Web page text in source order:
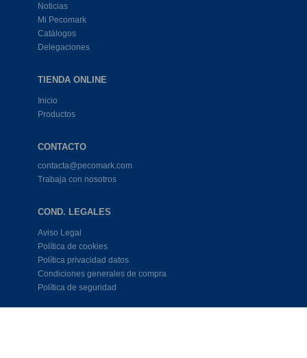
Noticias
Mi Pecomark
Catálogos
Delegaciones
TIENDA ONLINE
Inicio
Productos
CONTACTO
contacta@pecomark.com
Trabaja con nosotros
COND. LEGALES
Aviso Legal
Política de cookies
Política privacidad datos
Condiciones generales de compra
Política de seguridad